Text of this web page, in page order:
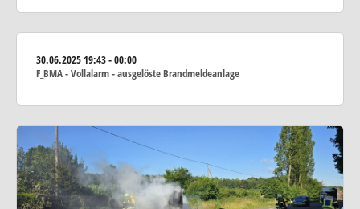
30.06.202519:43 - 00:00
F_BMA - Vollalarm - ausgelöste Brandmeldeanlage